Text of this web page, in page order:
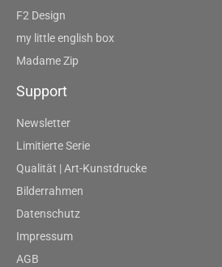
F2 Design
my little english box
Madame Zip
Support
Newsletter
Limitierte Serie
Qualität | Art-Kunstdrucke
Bilderrahmen
Datenschutz
Impressum
AGB